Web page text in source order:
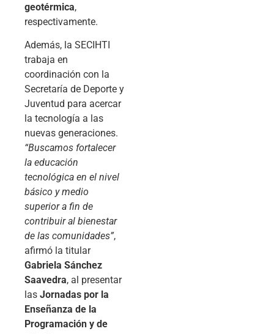
geotérmica,
respectivamente.
Además, la SECIHTI
trabaja en
coordinación con la
Secretaría de Deporte y
Juventud para acercar
la tecnología a las
nuevas generaciones.
“Buscamos fortalecer
la educación
tecnológica en el nivel
básico y medio
superior a fin de
contribuir al bienestar
de las comunidades”,
afirmó la titular
Gabriela Sánchez
Saavedra, al presentar
las Jornadas por la
Enseñanza de la
Programación y de